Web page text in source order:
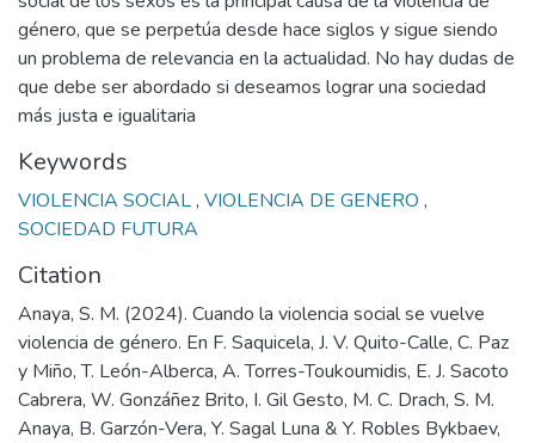
género, que se perpetúa desde hace siglos y sigue siendo
un problema de relevancia en la actualidad. No hay dudas de
que debe ser abordado si deseamos lograr una sociedad
más justa e igualitaria
Keywords
VIOLENCIA SOCIAL, VIOLENCIA DE GENERO ,
SOCIEDAD FUTURA
Citation
Anaya, S. M. (2024). Cuando la violencia social se vuelve
violencia de género. En F. Saquicela, J. V. Quito-Calle, C. Paz
y Miño, T. León-Alberca, A. Torres-Toukoumidis, E. J. Sacoto
Cabrera, W. Gonzáñez Brito, I. Gil Gesto, M. C. Drach, S. M.
Anaya, B. Garzón-Vera, Y. Sagal Luna & Y. Robles Bykbaev,